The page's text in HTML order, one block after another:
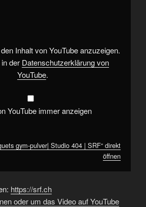
Inhalt von YouTube anzuzeigen.
der Datenschutzerklärung von
YouTube.
YouTube immer anzeigen
gym-pulver| Studio 404 | SRF“ direkt
öffnen
https://srf.ch
oder um das Video auf YouTube